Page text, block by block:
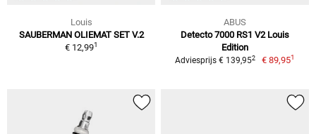
Louis
SAUBERMAN OLIEMAT SET V.2
€ 12,991
ABUS
Detecto 7000 RS1 V2 Louis
Edition
Adviesprijs € 139,952 € 89,951